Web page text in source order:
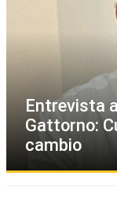
Entrevista
Gattorno:
cambio